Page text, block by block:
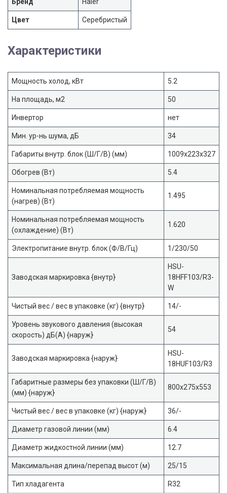
Цвет Серебристый
Характеристики
Мощность холод, кВт 5.2
На площадь, м2 50
Инвертор нет
Мин. ур-нь шума, дБ 34
Габариты внутр. блок (Ш/Г/В) (мм) 1009x223x327
Обогрев (Вт) 5.4
Номинальная потребляемая мощность
(нагрев) (Вт)
1.495
Номинальная потребляемая мощность
(охлаждение) (Вт)
1.620
Электропитание внутр. блок (Ф/В/Гц) 1/230/50
Заводская маркировка {внутр}
HSU-
18HFF103/R3-
W
Чистый вес / вес в упаковке (кг) {внутр} 14/-
Уровень звукового давления (высокая
скорость) дБ(А) {наруж}
54
Заводская маркировка {наруж}
HSU-
18HUF103/R3
Габаритные размеры без упаковки (Ш/Г/В)
(мм) {наруж}
800x275x553
Чистый вес / вес в упаковке (кг) {наруж} 36/-
Диаметр газовой линии (мм) 6.4
Диаметр жидкостной линии (мм) 12.7
Максимальная длина/перепад высот (м) 25/15
Тип хладагента R32